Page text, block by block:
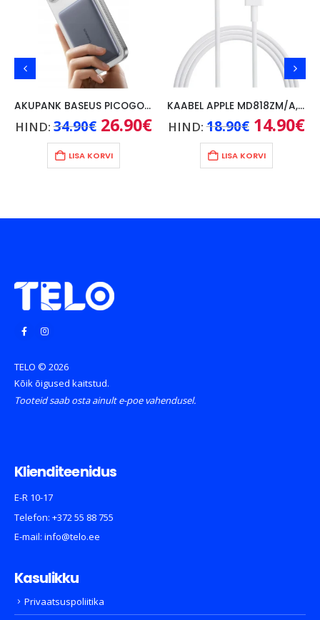
AKUPANK BASEUS PICOGO AM41 5000mAh, 20W, KAABEL USB-C 60W/30CM, HALL
HIND:34.90€ Algne
hind
oli:
34.90€.
26.90€Praegune
hind
LISA KORVI
KAABEL APPLE MD818ZM/A, 1M
HIND:18.90€ Algne
hind
oli:
18.90€.
14.90€
LISA KORVI
TELO © 2026
Kõik õigused kaitstud.
Tooteid saab osta ainult e-poe vahendusel.
Klienditeenidus
E-R 10-17
Telefon: +372 55 88 755
E-mail: info@telo.ee
Kasulikku
Privaatsuspoliitika